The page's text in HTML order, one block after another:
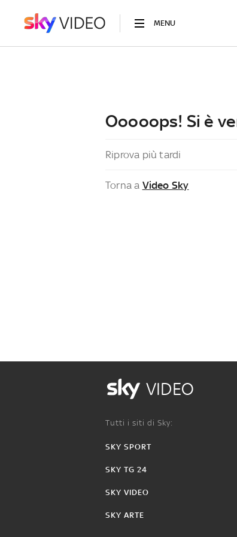
MENU
Ooooops! Si è
Riprova più tardi
Torna a Video Sky
VIDEO
Tutti i siti di Sky:
SKY SPORT
SKY TG 24
SKY VIDEO
SKY ARTE